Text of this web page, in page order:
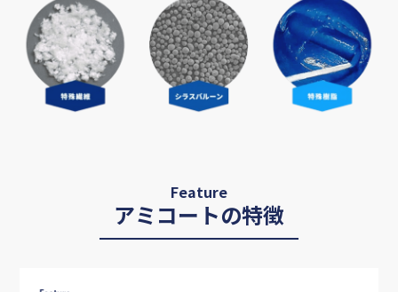
Feature
アミコートの特徴